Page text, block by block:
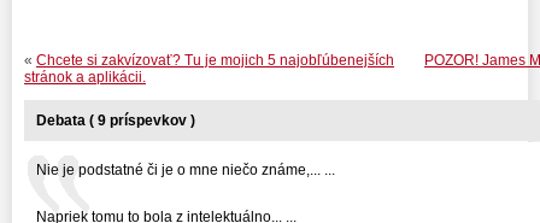
POZOR! James
« Chcete si zakvízovať? Tu je mojich 5 najobľúbenejších
stránok a aplikácii.
Debata ( 9 príspevkov )
Nie je podstatné či je o mne niečo známe,... ...
Napriek tomu to bola z intelektuálno... ...